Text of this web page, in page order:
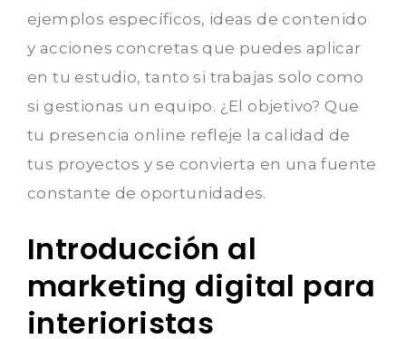
ejemplos específicos, ideas de contenido
y acciones concretas que puedes aplicar
en tu estudio, tanto si trabajas solo como
si gestionas un equipo. ¿El objetivo? Que
tu presencia online refleje la calidad de
tus proyectos y se convierta en una fuente
constante de oportunidades.
Introducción al
marketing digital para
interioristas